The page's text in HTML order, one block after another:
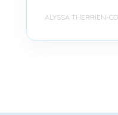
ALYSSA THERRIEN-